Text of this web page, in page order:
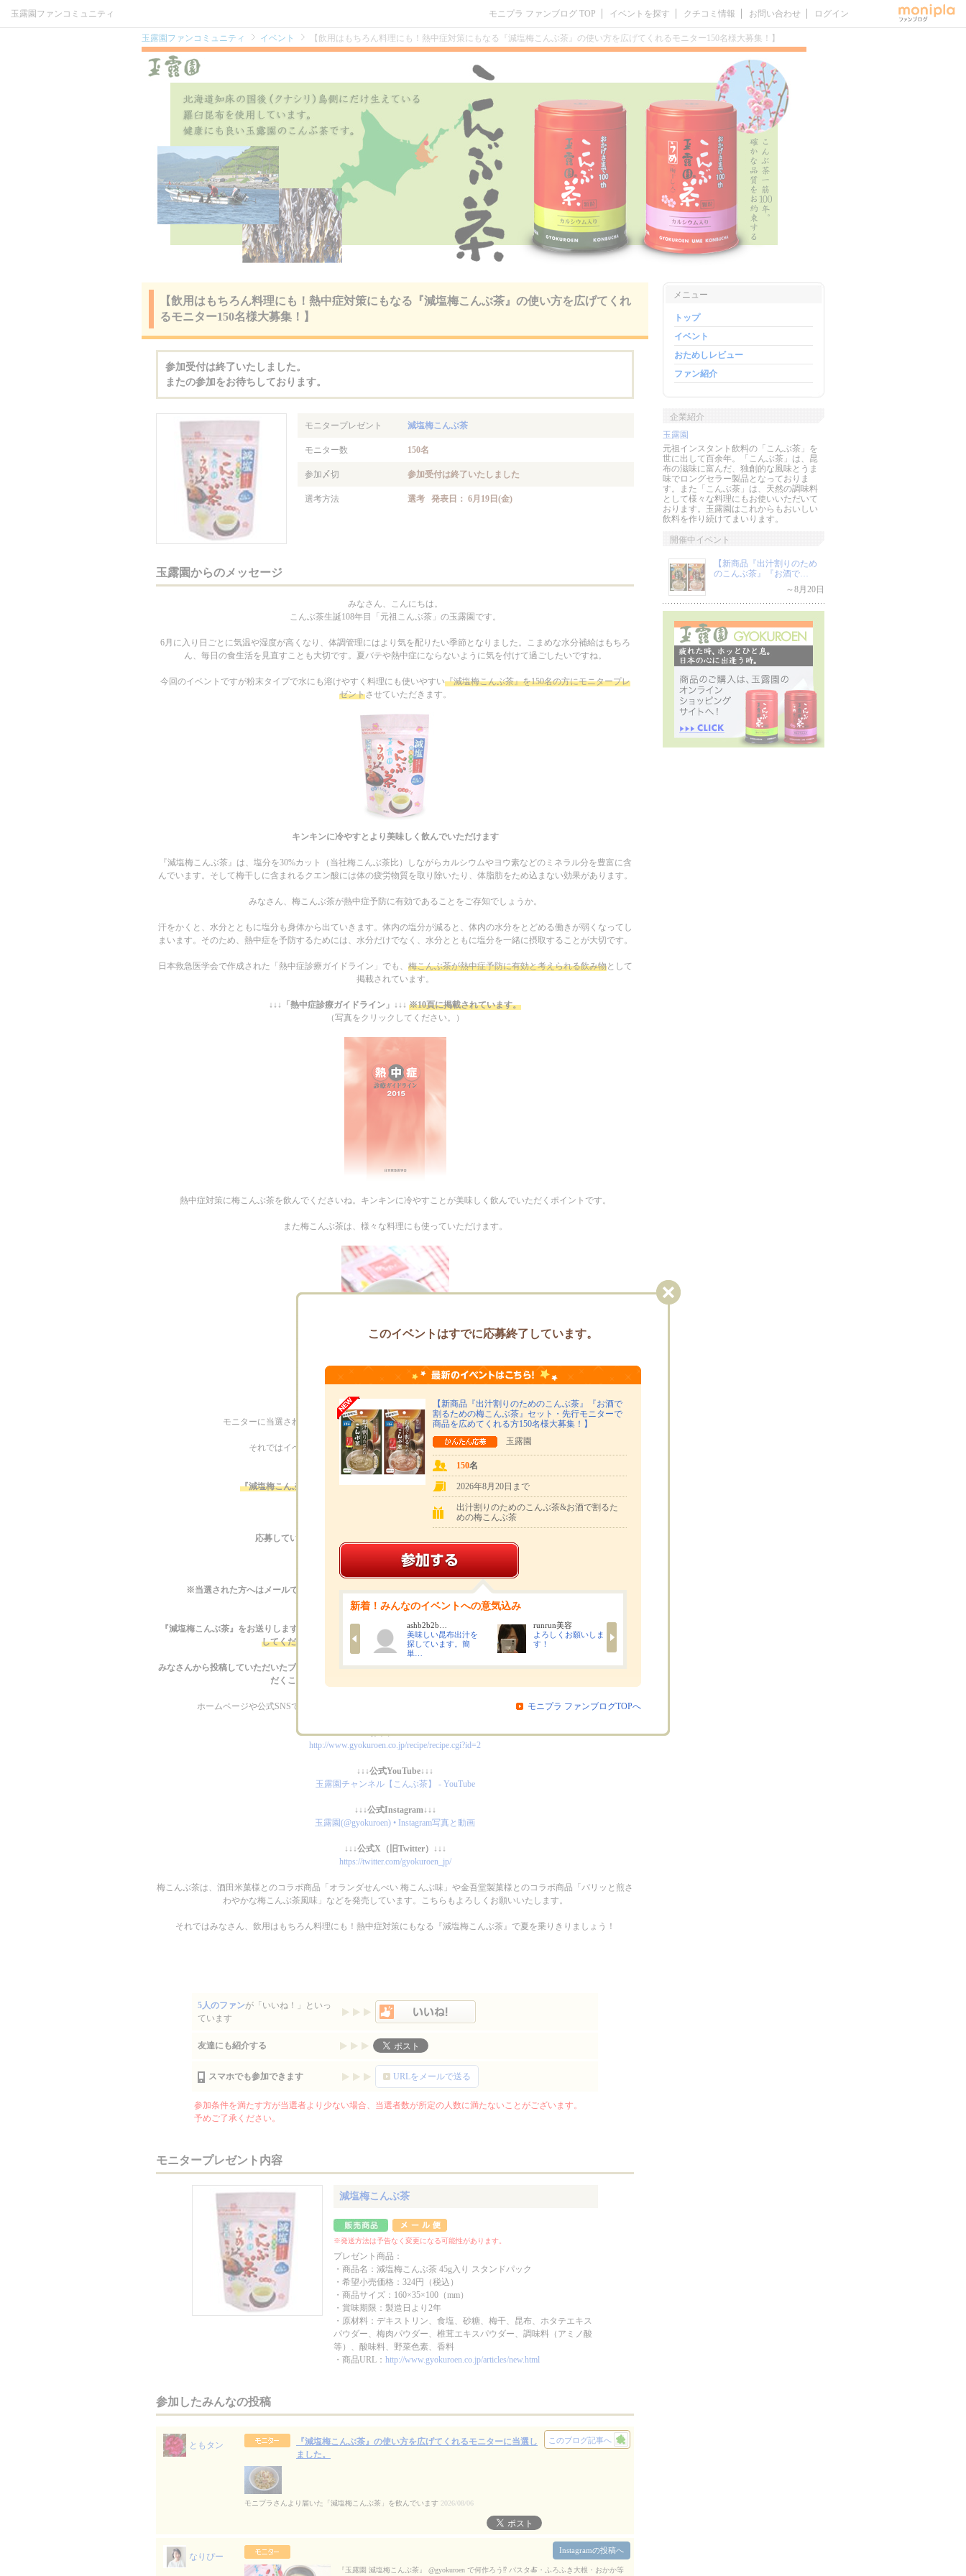
玉露園ファンコミュニティ モニプラ ファンブログ TOP イベントを探す クチコミ情報 お問い合わせ ログイン
玉露園ファンコミュニティ イベント 【飲用はもちろん料理にも！熱中症対策にもなる『減塩梅こんぶ茶』の使い方を広げてくれるモニター150名様大募集！】
【飲用はもちろん料理にも！熱中症対策にもなる『減塩梅こんぶ茶』の使い方を広げてくれ
るモニター150名様大募集！】
参加受付は終了いたしました。
またの参加をお待ちしております。
モニタープレゼント 減塩梅こんぶ茶
モニター数 150名
参加〆切 参加受付は終了いたしました
選考方法 選考 発表日： 6月19日(金)
玉露園からのメッセージ
みなさん、こんにちは。
こんぶ茶生誕108年目「元祖こんぶ茶」の玉露園です。
6月に入り日ごとに気温や湿度が高くなり、体調管理にはより気を配りたい季節となりました。こまめな水分補給はもちろ
ん、毎日の食生活を見直すことも大切です。夏バテや熱中症にならないように気を付けて過ごしたいですね。
今回のイベントですが粉末タイプで水にも溶けやすく料理にも使いやすい『減塩梅こんぶ茶』を150名の方にモニタープレ
ゼントさせていただきます。
キンキンに冷やすとより美味しく飲んでいただけます
『減塩梅こんぶ茶』は、塩分を30%カット（当社梅こんぶ茶比）しながらカルシウムやヨウ素などのミネラル分を豊富に含
んでいます。そして梅干しに含まれるクエン酸には体の疲労物質を取り除いたり、体脂肪をため込まない効果があります。
みなさん、梅こんぶ茶が熱中症予防に有効であることをご存知でしょうか。
汗をかくと、水分とともに塩分も身体から出ていきます。体内の塩分が減ると、体内の水分をとどめる働きが弱くなってし
まいます。そのため、熱中症を予防するためには、水分だけでなく、水分とともに塩分を一緒に摂取することが大切です。
日本救急医学会で作成された「熱中症診療ガイドライン」でも、 梅こんぶ茶が熱中症予防に有効と考えられる飲み物として
掲載されています。
↓↓↓「熱中症診療ガイドライン」↓↓↓ ※10頁に掲載されています。
（写真をクリックしてください。）
熱中症対策に梅こんぶ茶を飲んでくださいね。キンキンに冷やすことが美味しく飲んでいただくポイントです。
また梅こんぶ茶は、様々な料理にも使っていただけます。
梅こんぶ茶でしらすのリゾット
モニターに当選された方は、『減塩梅こんぶ茶』を使って料理を作ってみてくださいね。
それではイベントへの参加方法ですが、以下の応募手順をご確認ください。
■応募方法
『減塩梅こんぶ茶』をモニターしていただける方はどんどん応募してください。
までに応募してください。
応募していただいた方の中から、150名の方に商品をお送りいたします。
■当選発表
6月19日（金）
※当選された方へはメールでご連絡させていただきます。商品の発送は6月30日（火）頃を予定しています。
『減塩梅こんぶ茶』をお送りしますので、
商品を飲用だけでなく料理にも使っていただきブログもしくはInstagramへ投稿
してください。みなさんの使い方のアイデアを楽しみにしています。
みなさんから投稿していただいたブログやInstagramは、弊社ホームページでの紹介や公式Instagramでリポストさせていた
だくこともありますので、素敵な投稿をよろしくお願いします！
ホームページや公式SNSでも梅こんぶ茶を使ったレシピを紹介していますので、参考にしてください。
↓↓↓お手軽レシピ↓↓↓
http://www.gyokuroen.co.jp/recipe/recipe.cgi?id=2
↓↓↓公式YouTube↓↓↓
玉露園チャンネル【こんぶ茶】 - YouTube
↓↓↓公式Instagram↓↓↓
玉露園(@gyokuroen) • Instagram写真と動画
↓↓↓公式X（旧Twitter）↓↓↓
https://twitter.com/gyokuroen_jp/
梅こんぶ茶は、酒田米菓様とのコラボ商品「オランダせんべい 梅こんぶ味」や金吾堂製菓様とのコラボ商品「パリッと煎さ
わやかな梅こんぶ茶風味」などを発売しています。こちらもよろしくお願いいたします。
それではみなさん、飲用はもちろん料理にも！熱中症対策にもなる『減塩梅こんぶ茶』で夏を乗りきりましょう！
5人のファンが「いいね！」といっ
ています
友達にも紹介する
スマホでも参加できます URLをメールで送る
参加条件を満たす方が当選者より少ない場合、当選者数が所定の人数に満たないことがございます。
予めご了承ください。
モニタープレゼント内容
減塩梅こんぶ茶
※発送方法は予告なく変更になる可能性があります。
プレゼント商品：
・商品名：減塩梅こんぶ茶 45g入り スタンドパック
・希望小売価格：324円（税込）
・商品サイズ：160×35×100（mm）
・賞味期限：製造日より2年
・原材料：デキストリン、食塩、砂糖、梅干、昆布、ホタテエキス
パウダー、梅肉パウダー、椎茸エキスパウダー、調味料（アミノ酸
等）、酸味料、野菜色素、香料
・商品URL： http://www.gyokuroen.co.jp/articles/new.html
参加したみんなの投稿
ともタン
『減塩梅こんぶ茶』の使い方を広げてくれるモニターに当選し
ました。
モニプラさんより届いた「減塩梅こんぶ茶」を飲んでいます 2026/08/06
このブログ記事へ
なりぴー
『玉露園 減塩梅こんぶ茶』 @gyokuroen で何作ろう⁉️ パスタ🍝・ふろふき大根・おかか等
Instagramの投稿へ
メニュー
トップ
イベント
おためしレビュー
ファン紹介
企業紹介
玉露園
元祖インスタント飲料の「こんぶ茶」を
世に出して百余年。「こんぶ茶」は、昆
布の滋味に富んだ、独創的な風味とうま
味でロングセラー製品となっておりま
す。また「こんぶ茶」は、天然の調味料
として様々な料理にもお使いいただいて
おります。玉露園はこれからもおいしい
飲料を作り続けてまいります。
開催中イベント
【新商品『出汁割りのため
のこんぶ茶』『お酒で…
～8月20日
このイベントはすでに応募終了しています。
【新商品『出汁割りのためのこんぶ茶』『お酒で
割るための梅こんぶ茶』セット・先行モニターで
商品を広めてくれる方150名様大募集！】
玉露園
150名
2026年8月20日まで
出汁割りのためのこんぶ茶&お酒で割るた
めの梅こんぶ茶
新着！みんなのイベントへの意気込み
Ayako Si…
使ってみたい
ひろちゃん
よろしくお願い致し
ます
ashb2b2b…
美味しい昆布出汁を
探しています。簡
単…
runrun美容
よろしくお願いしま
す！
モニプラ ファンブログTOPへ